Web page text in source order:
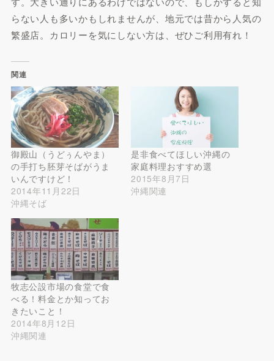
らない人も多いかもしれませんが、地元では昔から人気の
繁盛店。カロリーを気にしない方は、ぜひご利用有れ！
関連
御殿山（うどぅんやま）
の手打ち胚芽そばがうま
いんですけど！
2014年11月22日
沖縄そば
是非食べてほしい沖縄の
家庭料理おすすめ選
2015年8月7日
沖縄関連
牧志公設市場の食堂で食
べる！料金とか知ってお
きたいこと！
2014年8月12日
沖縄関連